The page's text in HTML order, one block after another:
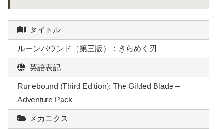
タイトル
ルーンバウンド（第三版）：きらめく刃
英語表記
Runebound (Third Edition): The Gilded Blade –
Adventure Pack
メカニクス